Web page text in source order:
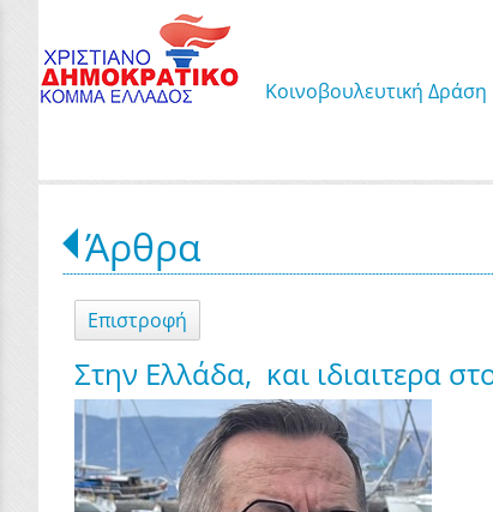
Κοινοβουλευτική Δράση
Άρθρα
Επιστροφή
Στην Ελλάδα, και ιδιαιτερα